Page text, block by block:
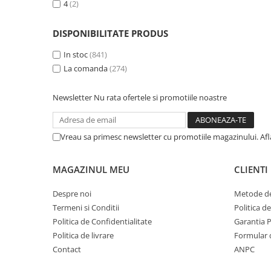
4(2)
DISPONIBILITATE PRODUS
In stoc(841)
La comanda(274)
Newsletter Nu rata ofertele si promotiile noastre
Vreau sa primesc newsletter cu promotiile magazinului.
MAGAZINUL MEU
Despre noi
Termeni si Conditii
Politica de Confidentialitate
Politica de livrare
Contact
CLIENTI
Metode
Politica
Garantia
Formular
ANPC